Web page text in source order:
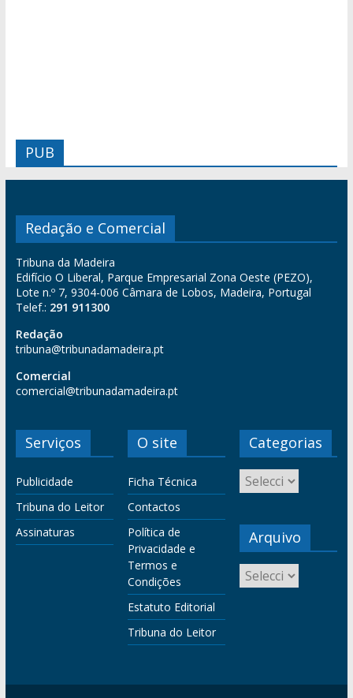
PUB
Redação e Comercial
Tribuna da Madeira
Edifício O Liberal, Parque Empresarial Zona Oeste (PEZO),
Lote n.º 7, 9304-006 Câmara de Lobos, Madeira, Portugal
Telef.: 291 911300
Redação
tribuna@tribunadamadeira.pt
Comercial
comercial@tribunadamadeira.pt
Serviços
Publicidade
Tribuna do Leitor
Assinaturas
O site
Ficha Técnica
Contactos
Política de
Privacidade e
Termos e
Condições
Estatuto Editorial
Tribuna do Leitor
Categorias
Arquivo